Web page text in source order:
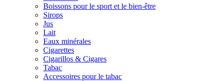
Boissons pour le sport et le bien-être
Sirops
Jus
Lait
Eaux minérales
Cigarettes
Cigarillos & Cigares
Tabac
Accessoires pour le tabac